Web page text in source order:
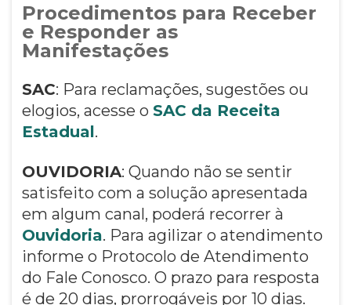
Procedimentos para Receber
e Responder as
Manifestações
SAC: Para reclamações, sugestões ou
elogios, acesse o SAC da Receita
Estadual.
OUVIDORIA: Quando não se sentir
satisfeito com a solução apresentada
em algum canal, poderá recorrer à
Ouvidoria. Para agilizar o atendimento
informe o Protocolo de Atendimento
do Fale Conosco. O prazo para resposta
é de 20 dias, prorrogáveis por 10 dias.